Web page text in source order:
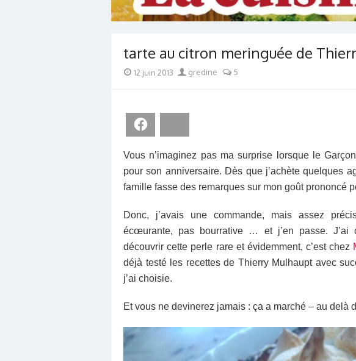
tarte au citron meringuée de
Posted
12 juin 2013 Author
gredine 5
Vous n’imaginez pas ma surprise lorsque le
pour son anniversaire. Dès que j’achète quelques
famille fasse des remarques sur mon goût prononcé
Donc, j’avais une commande, mais assez
écœurante, pas bourrative … et j’en passe.
découvrir cette perle rare et évidemment, c’est chez
déjà testé les recettes de Thierry Mulhaupt avec
j’ai choisie.
Et vous ne devinerez jamais : ça a marché – au delà